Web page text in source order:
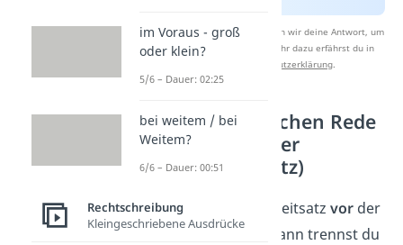
Nach Beantwortung speichern wir deine Antwort, um
Studyflix zu verbessern. Mehr dazu erfährst du in
Datenschutzerklärung.
Vor der wörtlichen Rede
(vorangestellter
Redebegleitsatz)
Steht der Redebegleitsatzvor der
wörtlichen Rede, dann trennst du
im Voraus - groß
oder klein?
5/6 – Dauer: 02:25
bei weitem / bei
Weitem?
6/6 – Dauer: 00:51
Rechtschreibung
Kleingeschriebene Ausdrücke